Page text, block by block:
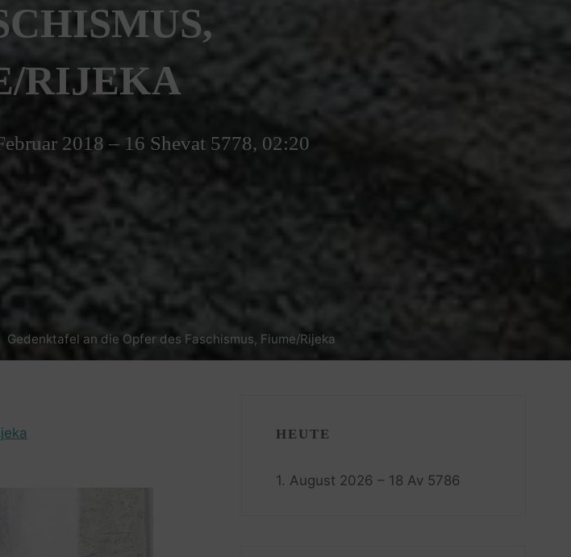
RIJEKA
2018 – 16 Shevat 5778, 02:20
Gedenktafel an die Opfer des Faschismus, Fiume/Rijeka
HEUTE
1. August 2026 – 18 Av 5786